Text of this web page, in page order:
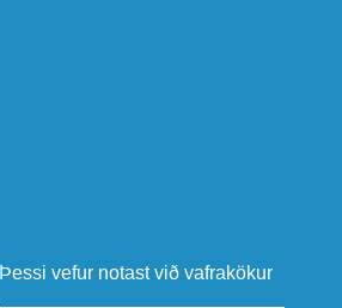
Þessi vefur notast við vafrakökur